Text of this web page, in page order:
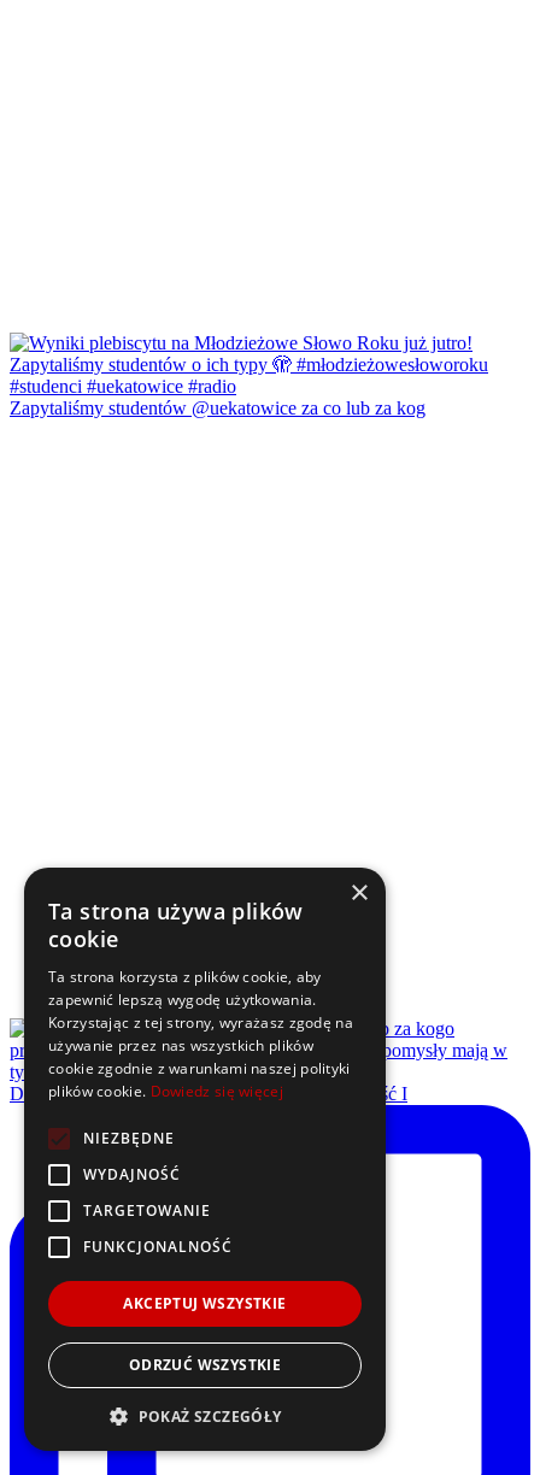
Zapytaliśmy studentów @uekatowice za co lub za kog
Dzisiaj na @uekatowice miała miejsce uroczystość I
×
Ta strona używa plików
cookie
Ta strona korzysta z plików cookie, aby
zapewnić lepszą wygodę użytkowania.
Korzystając z tej strony, wyrażasz zgodę na
używanie przez nas wszystkich plików
cookie zgodnie z warunkami naszej polityki
plików cookie. Dowiedz się więcej
NIEZBĘDNE
WYDAJNOŚĆ
TARGETOWANIE
FUNKCJONALNOŚĆ
AKCEPTUJ WSZYSTKIE
ODRZUĆ WSZYSTKIE
POKAŻ SZCZEGÓŁY